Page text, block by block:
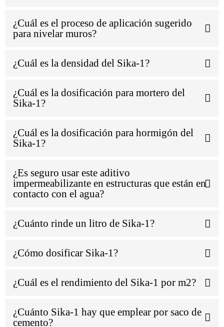
¿Cuál es el proceso de aplicación sugerido
para nivelar muros?
¿Cuál es la densidad del Sika-1?
¿Cuál es la dosificación para mortero del
Sika-1?
¿Cuál es la dosificación para hormigón del
Sika-1?
¿Es seguro usar este aditivo
impermeabilizante en estructuras que están en
contacto con el agua?
¿Cuánto rinde un litro de Sika-1?
¿Cómo dosificar Sika-1?
¿Cuál es el rendimiento del Sika-1 por m2?
¿Cuánto Sika-1 hay que emplear por saco de
cemento?